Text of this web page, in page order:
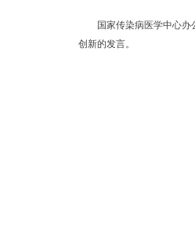
国家传染病医学中心办公
创新的发言。